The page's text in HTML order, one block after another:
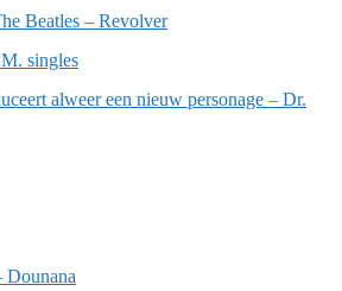
Beatles – Revolver
singles
alweer een nieuw personage – Dr.
Dounana